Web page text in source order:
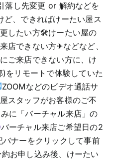
落し先変更 or 解約などを
ど、できればけーたい屋ス
したい方🛠けーたい屋の
店できない方✈などなど、
ご来店できない方に、け
をリモートで体験していた
ZOOMなどのビデオ通話サ
スタッフがお客様のご不
に「バーチャル来店」の
バーチャル来店ご希望日の2
ナーをクリックして事前
約お申し込み後、けーたい